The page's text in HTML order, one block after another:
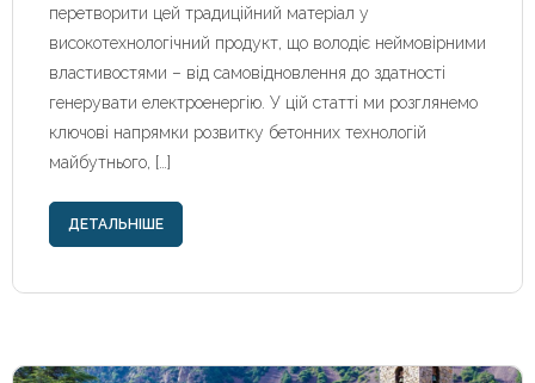
перетворити цей традиційний матеріал у
високотехнологічний продукт, що володіє неймовірними
властивостями – від самовідновлення до здатності
генерувати електроенергію. У цій статті ми розглянемо
ключові напрямки розвитку бетонних технологій
майбутнього, […]
ДЕТАЛЬНІШЕ